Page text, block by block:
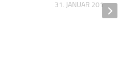
31. JANUAR 2019